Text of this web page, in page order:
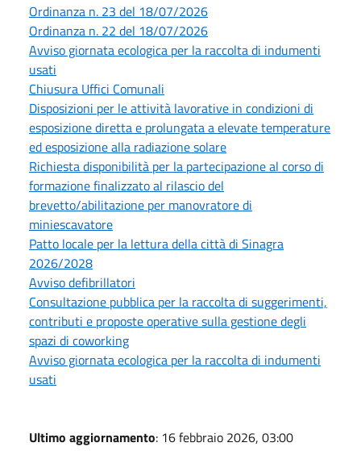
Ordinanza n. 23 del 18/07/2026
Ordinanza n. 22 del 18/07/2026
Avviso giornata ecologica per la raccolta di indumenti
usati
Chiusura Uffici Comunali
Disposizioni per le attività lavorative in condizioni di
esposizione diretta e prolungata a elevate temperature
ed esposizione alla radiazione solare
Richiesta disponibilità per la partecipazione al corso di
formazione finalizzato al rilascio del
brevetto/abilitazione per manovratore di
miniescavatore
Patto locale per la lettura della città di Sinagra
2026/2028
Avviso defibrillatori
Consultazione pubblica per la raccolta di suggerimenti,
contributi e proposte operative sulla gestione degli
spazi di coworking
Avviso giornata ecologica per la raccolta di indumenti
usati
Ultimo aggiornamento: 16 febbraio 2026, 03:00